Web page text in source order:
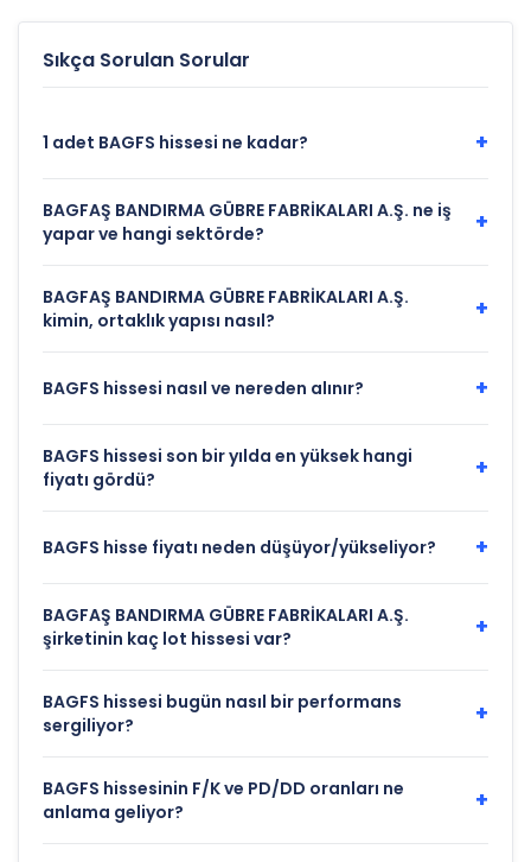
katılım endeksi
Sıkça Sorulan Sorular
1 adet BAGFS hissesi ne kadar? +
BAGFAŞ BANDIRMA GÜBRE FABRİKALARI A.Ş. ne iş
yapar ve hangi sektörde?
+
BAGFAŞ BANDIRMA GÜBRE FABRİKALARI A.Ş.
kimin, ortaklık yapısı nasıl?
+
BAGFS hissesi nasıl ve nereden alınır? +
BAGFS hissesi son bir yılda en yüksek hangi
fiyatı gördü?
+
BAGFS hisse fiyatı neden düşüyor/yükseliyor? +
BAGFAŞ BANDIRMA GÜBRE FABRİKALARI A.Ş.
şirketinin kaç lot hissesi var?
+
BAGFS hissesi bugün nasıl bir performans
sergiliyor?
+
BAGFS hissesinin F/K ve PD/DD oranları ne
anlama geliyor?
+